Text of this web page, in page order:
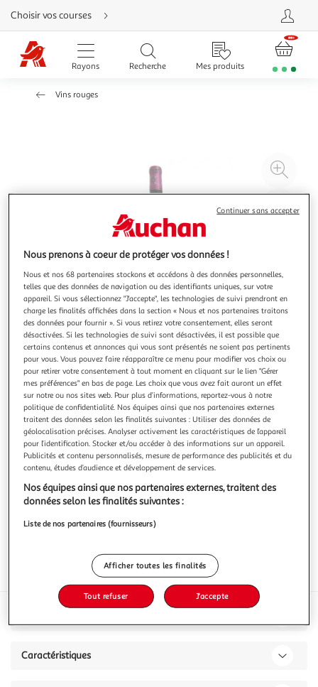
Aller
directement
au
contenu
Aller
directement
Aller
d'aide
Choisir vos courses
Rayons Recherche Mes produits
Vins rouges
à
AOP Lalande-de-Pomerol Château Moulin à Vent
vin rouge de terroir, appellation Lalande de Pomerol
En savoir +
75cl
Vous voulez connaître le prix de ce produit ?
Afficher le prix
Interdit femme enceinte
Caractéristiques
Nous prenons à coeur de protéger vos données !
Nous et nos 68 partenaires stockons et accédons à des données personnelles,
telles que des données de navigation ou des identifiants uniques, sur votre
appareil. Si vous sélectionnez "J'accepte", les technologies de suivi prendront en
charge les finalités affichées dans la section « Nous et nos partenaires traitons
des données pour fournir ». Si vous retirez votre consentement, elles seront
désactivées. Si les technologies de suivi sont désactivées, il est possible que
certains contenus et annonces qui vous sont présentés ne soient pas pertinents
pour vous. Vous pouvez faire réapparaître ce menu pour modifier vos choix ou
pour retirer votre consentement à tout moment en cliquant sur le lien "Gérer
mes préférences" en bas de page. Les choix que vous avez fait auront un effet
sur notre ou nos sites web. Pour plus d’informations, reportez-vous à notre
politique de confidentialité. Nos équipes ainsi que nos partenaires externes
traitent des données selon les finalités suivantes : Utiliser des données de
géolocalisation précises. Analyser activement les caractéristiques de l’appareil
pour l’identification. Stocker et/ou accéder à des informations sur un appareil.
Publicités et contenu personnalisés, mesure de performance des publicités et du
contenu, études d’audience et développement de services.
Nos équipes ainsi que nos partenaires externes, traitent des
données selon les finalités suivantes :
Liste de nos partenaires (fournisseurs)
Afficher toutes les finalités
Tout refuser J'accepte
Continuer sans accepter